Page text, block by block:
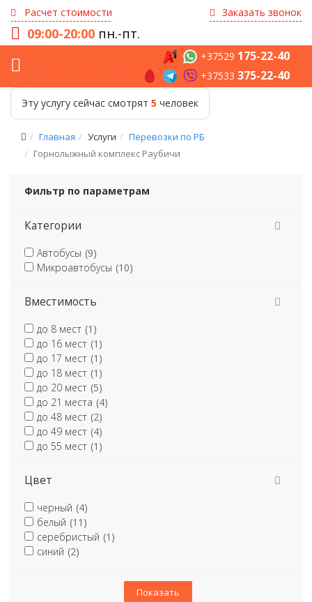
Расчет стоимости Заказать звонок
09:00-20:00 пн.-пт.
+37529175-22-40
+37533375-22-40
Эту услугу сейчас смотрят 5 человек
Главная Услуги
Перевозки по РБ
Горнолыжный комплекс Раубичи
Фильтр по параметрам
Категории
Автобусы (9)
Микроавтобусы (10)
Вместимость
до 8 мест (1)
до 16 мест (1)
до 17 мест (1)
до 18 мест (1)
до 20 мест (5)
до 21 места (4)
до 48 мест (2)
до 49 мест (4)
до 55 мест (1)
Цвет
черный (4)
белый (11)
серебристый (1)
синий (2)